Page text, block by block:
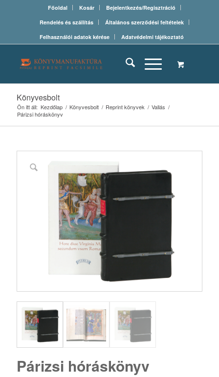
Főoldal Kosár
Bejelentkezés/Regisztráció
Rendelés és szállítás
Általános szerződési feltételek
Felhasználói adatok kérése
Adatvédelmi tájékoztató
Könyvesbolt
Ön itt áll: Kezdőlap / Könyvesbolt / Reprint könyvek / Vallás /
Párizsi hóráskönyv
Párizsi hóráskönyv